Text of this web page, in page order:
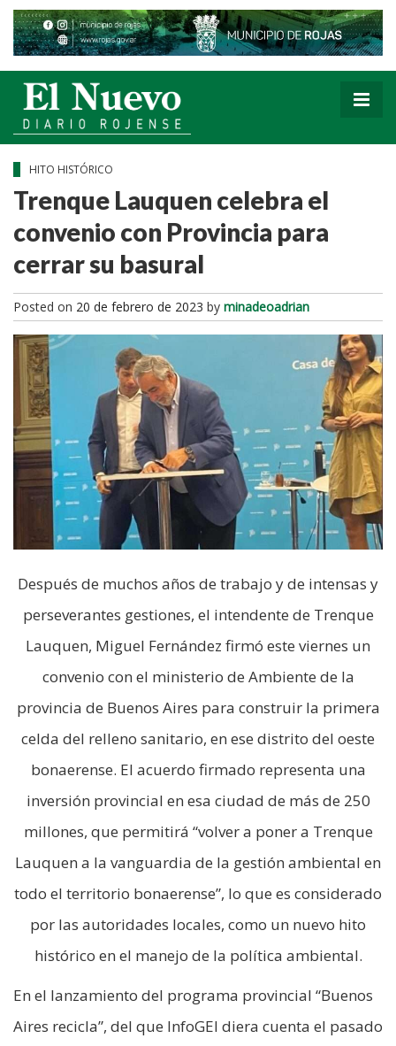
HITO HISTÓRICO
Trenque Lauquen celebra el
convenio con Provincia para
cerrar su basural
Posted on 20 de febrero de 2023 by minadeoadrian
Después de muchos años de trabajo y de intensas y
perseverantes gestiones, el intendente de Trenque
Lauquen, Miguel Fernández firmó este viernes un
convenio con el ministerio de Ambiente de la
provincia de Buenos Aires para construir la primera
celda del relleno sanitario, en ese distrito del oeste
bonaerense. El acuerdo firmado representa una
inversión provincial en esa ciudad de más de 250
millones, que permitirá “volver a poner a Trenque
Lauquen a la vanguardia de la gestión ambiental en
todo el territorio bonaerense”, lo que es considerado
por las autoridades locales, como un nuevo hito
histórico en el manejo de la política ambiental.
En el lanzamiento del programa provincial “Buenos
Aires recicla”, del que InfoGEI diera cuenta el pasado